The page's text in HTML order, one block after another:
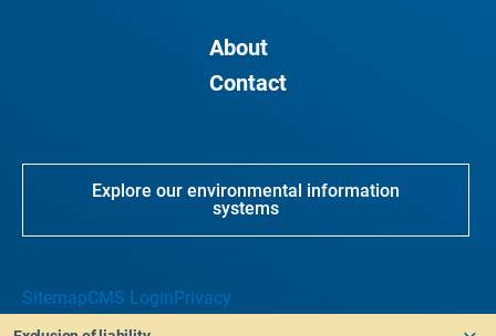
About
Contact
Explore our environmental information
systems
SitemapCMS LoginPrivacy